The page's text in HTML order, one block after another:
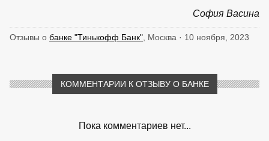
София Васина
Отзывы о банке "Тинькофф Банк" , Москва · 10 ноября, 2023
КОММЕНТАРИИ К ОТЗЫВУ О БАНКЕ
Пока комментариев нет...